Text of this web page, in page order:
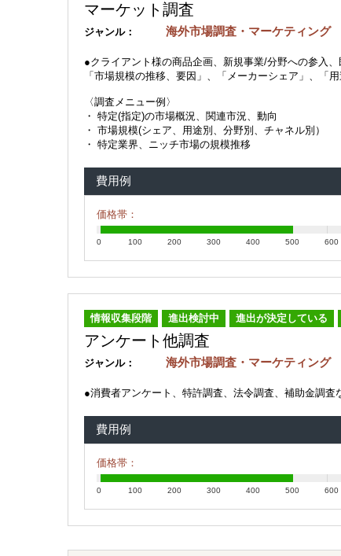
マーケット調査
ジャンル： 海外市場調査・マーケティン
●クライアント様の商品企画、新規事業/分野への参入
「市場規模の推移、要因」、「メーカーシェア」、「
〈調査メニュー例〉
・ 特定(指定)の市場概況、関連市況、動向
・ 市場規模(シェア、用途別、分野別、チャネル別）
・ 特定業界、ニッチ市場の規模推移
費用例
価格帯：
0 100 200 300 400 500 600
情報収集段階 進出検討中 進出が決定している
アンケート他調査
ジャンル： 海外市場調査・マーケティン
●消費者アンケート、特許調査、法令調査、補助金調査
費用例
価格帯：
0 100 200 300 400 500 600